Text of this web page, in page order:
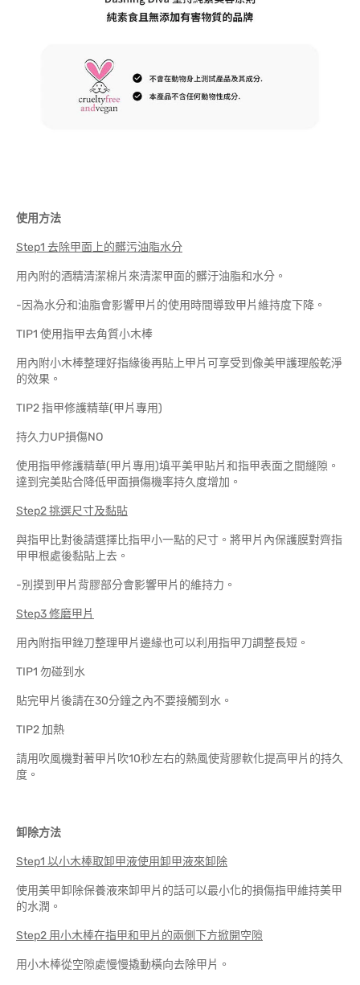
使用方法
Step1 去除甲面上的髒污油脂水分
用內附的酒精清潔棉片來清潔甲面的髒汙油脂和水分。
-因為水分和油脂會影響甲片的使用時間導致甲片維持度下降。
TIP1 使用指甲去角質小木棒
用內附小木棒整理好指緣後再貼上甲片可享受到像美甲護理般乾淨
的效果。
TIP2 指甲修護精華(甲片專用)
持久力UP損傷NO
使用指甲修護精華(甲片專用)填平美甲貼片和指甲表面之間縫隙。
達到完美貼合降低甲面損傷機率持久度增加。
Step2 挑選尺寸及黏貼
與指甲比對後請選擇比指甲小一點的尺寸。將甲片內保護膜對齊指
甲甲根處後黏貼上去。
-別摸到甲片背膠部分會影響甲片的維持力。
Step3 修磨甲片
用內附指甲銼刀整理甲片邊緣也可以利用指甲刀調整長短。
TIP1 勿碰到水
貼完甲片後請在30分鐘之內不要接觸到水。
TIP2 加熱
請用吹風機對著甲片吹10秒左右的熱風使背膠軟化提高甲片的持久
度。
卸除方法
Step1 以小木棒取卸甲液使用卸甲液來卸除
使用美甲卸除保養液來卸甲片的話可以最小化的損傷指甲維持美甲
的水潤。
Step2 用小木棒在指甲和甲片的兩側下方掀開空隙
用小木棒從空隙處慢慢撬動橫向去除甲片。